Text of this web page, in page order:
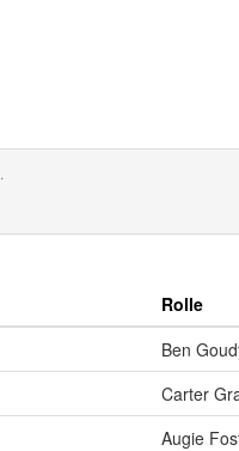
Rolle
Ben
Carter
Augie